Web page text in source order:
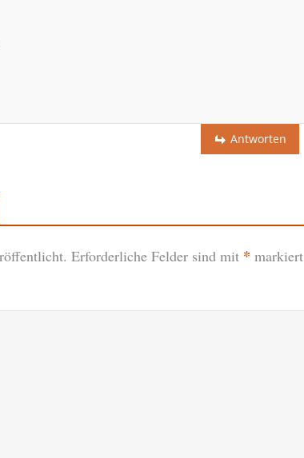
Antworten
Erforderliche Felder sind mit * markiert